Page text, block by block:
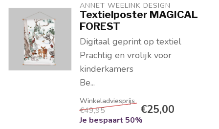
ANNET WEELINK DESIGN
Textielposter MAGICAL
FOREST
Digitaal geprint op textiel
Prachtig en vrolijk voor
kinderkamers
Be...
€49,95 €25,00
Je bespaart 50%